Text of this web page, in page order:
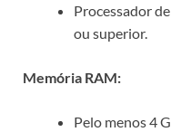
Processador
ou superior.
Memória RAM:
Pelo menos 4